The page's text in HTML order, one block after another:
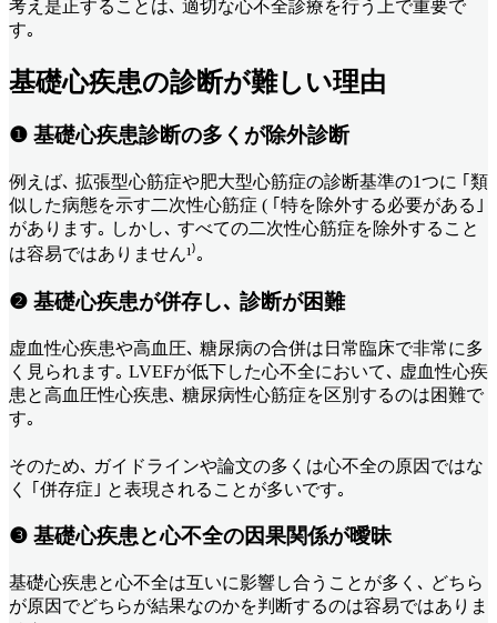
考え是正することは､ 適切な心不全診療を行う上で重要で
す｡
基礎心疾患の診断が難しい理由
❶ 基礎心疾患診断の多くが除外診断
例えば､ 拡張型心筋症や肥大型心筋症の診断基準の1つに ｢類
似した病態を示す二次性心筋症 ( ｢特を除外する必要がある｣
があります｡ しかし､ すべての二次性心筋症を除外すること
は容易ではありません¹⁾｡
❷ 基礎心疾患が併存し､ 診断が困難
虚血性心疾患や高血圧､ 糖尿病の合併は日常臨床で非常に多
く見られます｡ LVEFが低下した心不全において､ 虚血性心疾
患と高血圧性心疾患､ 糖尿病性心筋症を区別するのは困難で
す｡
そのため､ ガイドラインや論文の多くは心不全の原因ではな
く ｢併存症｣ と表現されることが多いです｡
❸ 基礎心疾患と心不全の因果関係が曖昧
基礎心疾患と心不全は互いに影響し合うことが多く､ どちら
が原因でどちらが結果なのかを判断するのは容易ではありま